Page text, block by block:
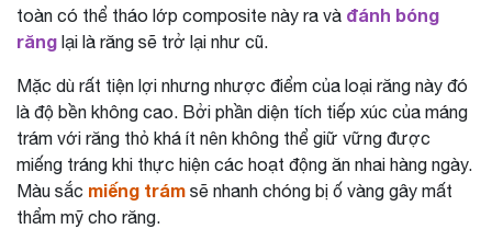
toàn có thể tháo lớp composite này ra và đánh bóng
răng lại là răng sẽ trở lại như cũ.
Mặc dù rất tiện lợi nhưng nhược điểm của loại răng này đó
là độ bền không cao. Bởi phần diện tích tiếp xúc của máng
trám với răng thỏ khá ít nên không thể giữ vững được
miếng tráng khi thực hiện các hoạt động ăn nhai hàng ngày.
Màu sắc miếng trám sẽ nhanh chóng bị ố vàng gây mất
thẩm mỹ cho răng.